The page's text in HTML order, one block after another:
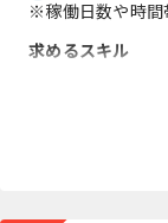
※稼働日数や時間
求めるスキル